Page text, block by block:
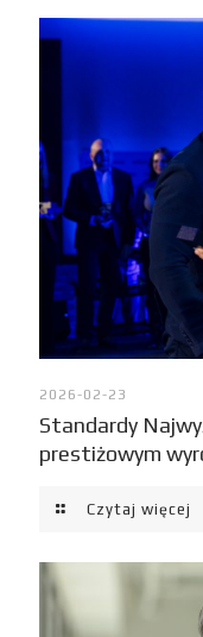
2026-02-23
Standardy
prestiżowym
Czytaj więcej